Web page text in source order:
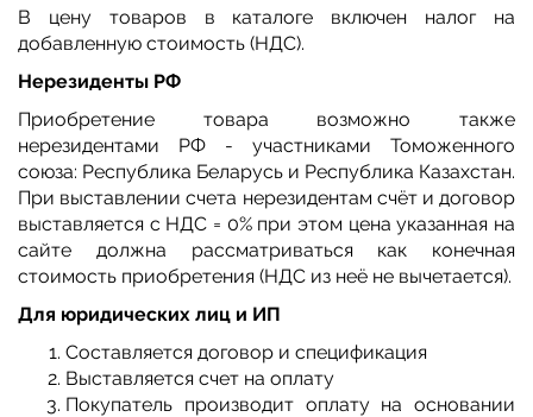
В цену товаров в каталоге включен налог на
добавленную стоимость (НДС).
Нерезиденты РФ
Приобретение товара возможно также
нерезидентами РФ - участниками Томоженного
союза: Республика Беларусь и Республика Казахстан.
При выставлении счета нерезидентам счёт и договор
выставляется с НДС = 0% при этом цена указанная на
сайте должна рассматриваться как конечная
стоимость приобретения (НДС из неё не вычетается).
Для юридических лиц и ИП
Составляется договор и спецификация
Выставляется счет на оплату
Покупатель производит оплату на основании